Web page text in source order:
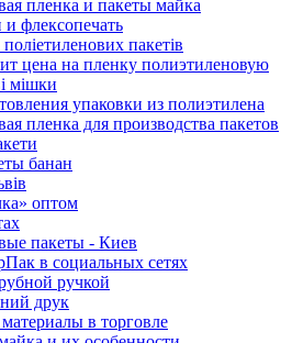
пленка и пакеты майка
флексопечать
пакетів
цена на пленку полиэтиленовую
мішки
упаковки из полиэтилена
пленка для производства пакетов
банан
оптом
пакеты - Киев
в социальных сетях
ручкой
друк
в торговле